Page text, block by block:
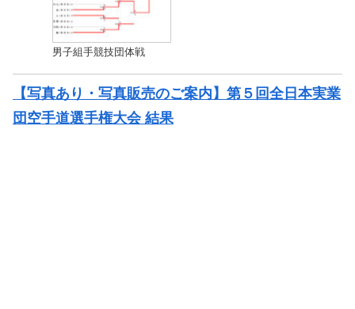
男子組手競技団体戦
【写真あり・写真販売のご案内】第５回全日本実業
団空手道選手権大会 結果